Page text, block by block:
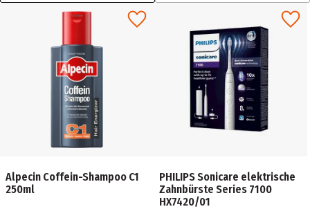
Alpecin Coffein-Shampoo C1
250ml
PHILIPS Sonicare elektrische
Zahnbürste Series 7100
HX7420/01